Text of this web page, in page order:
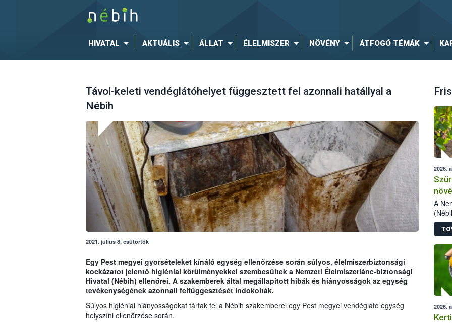
HIVATAL AKTUÁLIS ÁLLAT ÉLELMISZER NÖVÉNY ÁTFOGÓ TÉMÁK
Távol-keleti vendéglátóhelyet függesztett fel azonnali hatállyal a
Nébih
2021. július 8, csütörtök
Egy Pest megyei gyorsételeket kínáló egység ellenőrzése során súlyos, élelmiszerbiztonsági
kockázatot jelentő higiéniai körülményekkel szembesültek a Nemzeti Élelmiszerlánc-biztonsági
Hivatal (Nébih) ellenőrei. A szakemberek által megállapított hibák és hiányosságok az egység
tevékenységének azonnali felfüggesztését indokolták.
Súlyos higiéniai hiányosságokat tártak fel a Nébih szakemberei egy Pest megyei vendéglátó egység
helyszíni ellenőrzése során.
2026.
A
Az
2026.